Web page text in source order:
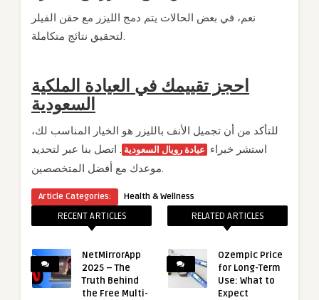
نعم، في بعض الحالات يتم دمج الليزر مع حقن الفيلر
لتحقيق نتائج متكاملة.
احجز تقييمك في العيادة الملكية
السعودية
للتأكد من أن تجميل الأنف بالليزر هو الخيار المناسب لك،
استشر خبراء عيادة رويال السعودية . اتصل بنا عبر لتحديد
موعدك مع أفضل المتخصصين.
Article Categories: Health & Wellness
RECENT ARTICLES
NetMirrorApp
2025 – The
Truth Behind
the Free Multi-
RELATED ARTICLES
Ozempic Price
for Long-Term
Use: What to
Expect